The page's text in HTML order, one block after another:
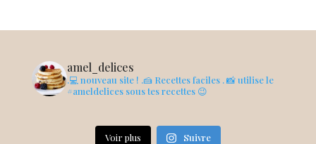
amel_delices
.💻 nouveau site ! .🍰 Recettes faciles . 📸 utilise le
#ameldelices sous tes recettes 😉
Voir plus Suivre